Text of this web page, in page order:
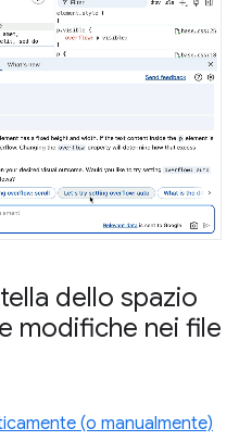
dello spazio
modifiche nei file
(o manualmente)